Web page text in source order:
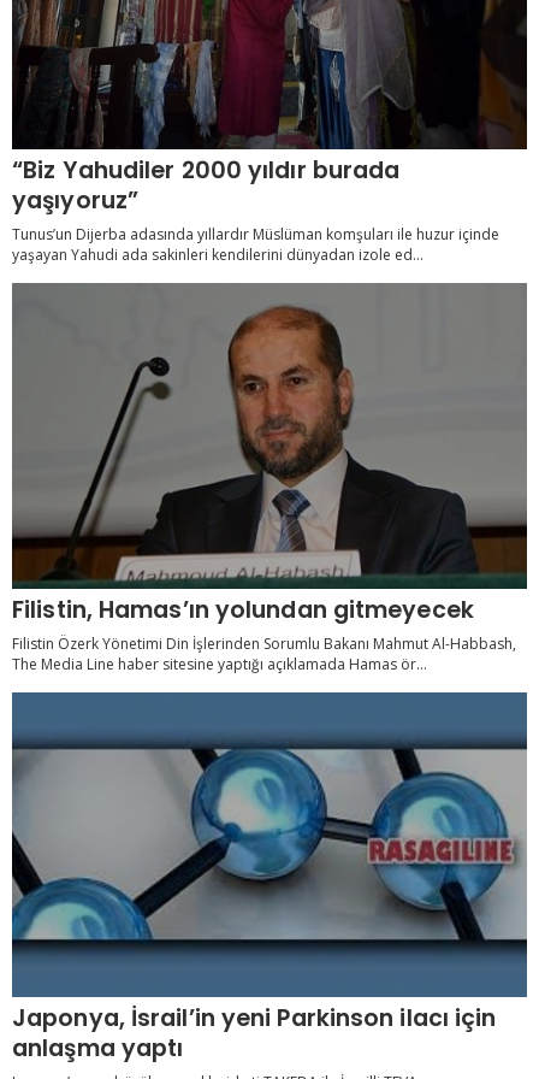
“Biz Yahudiler 2000 yıldır burada
yaşıyoruz”
Tunus’un Dijerba adasında yıllardır Müslüman komşuları ile huzur içinde
yaşayan Yahudi ada sakinleri kendilerini dünyadan izole ed...
Filistin, Hamas’ın yolundan gitmeyecek
Filistin Özerk Yönetimi Din İşlerinden Sorumlu Bakanı Mahmut Al-Habbash,
The Media Line haber sitesine yaptığı açıklamada Hamas ör...
Japonya, İsrail’in yeni Parkinson ilacı için
anlaşma yaptı